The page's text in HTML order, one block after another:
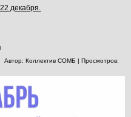
декабря.
Автор: Коллектив СОМБ | Просмотров: